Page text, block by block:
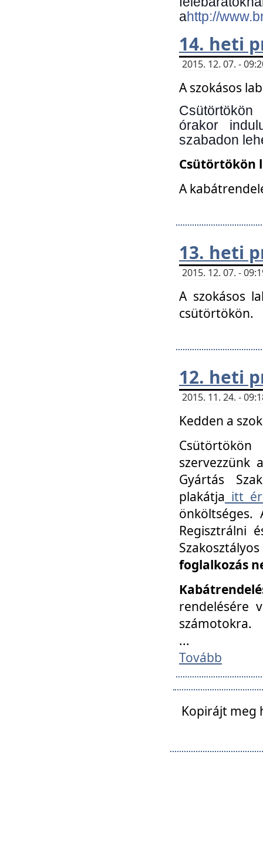
ahttp://
14. heti
2015. 12. 07. -
A szokásos
órakor
szabadon
Csütörtökön
A
13. heti
2015. 12. 07. -
A szokásos
csütörtökön.
12. heti
2015. 11. 24. -
Kedden a
szervezzünk
Gyártás
plakátja itt
Regisztrálni
foglalkozás
rendelésére
számotokra.
...
Tovább
Kopirájt meg